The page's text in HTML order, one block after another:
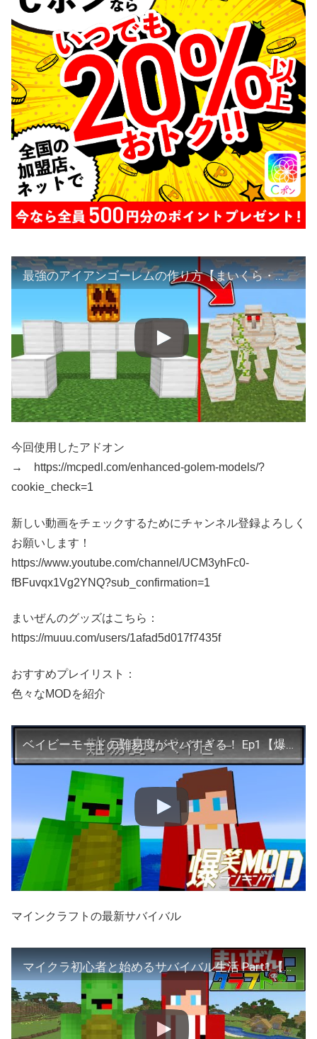
最強のアイアンゴーレムの作り方【まいくら・マインクラフト】
今回使用したアドオン
→ https://mcpedl.com/enhanced-golem-models/?
cookie_check=1
新しい動画をチェックするためにチャンネル登録よろしく
お願いします！
https://www.youtube.com/channel/UCM3yhFc0-
fBFuvqx1Vg2YNQ?sub_confirmation=1
まいぜんのグッズはこちら：
https://muuu.com/users/1afad5d017f7435f
おすすめプレイリスト：
色々なMODを紹介
ベイビーモードの難易度がヤバすぎる！ Ep1【爆笑MODランキング】
マインクラフトの最新サバイバル
マイクラ初心者と始めるサバイバル生活 Part1【まいぜんクラフト３・マインクラフト・まいくら】